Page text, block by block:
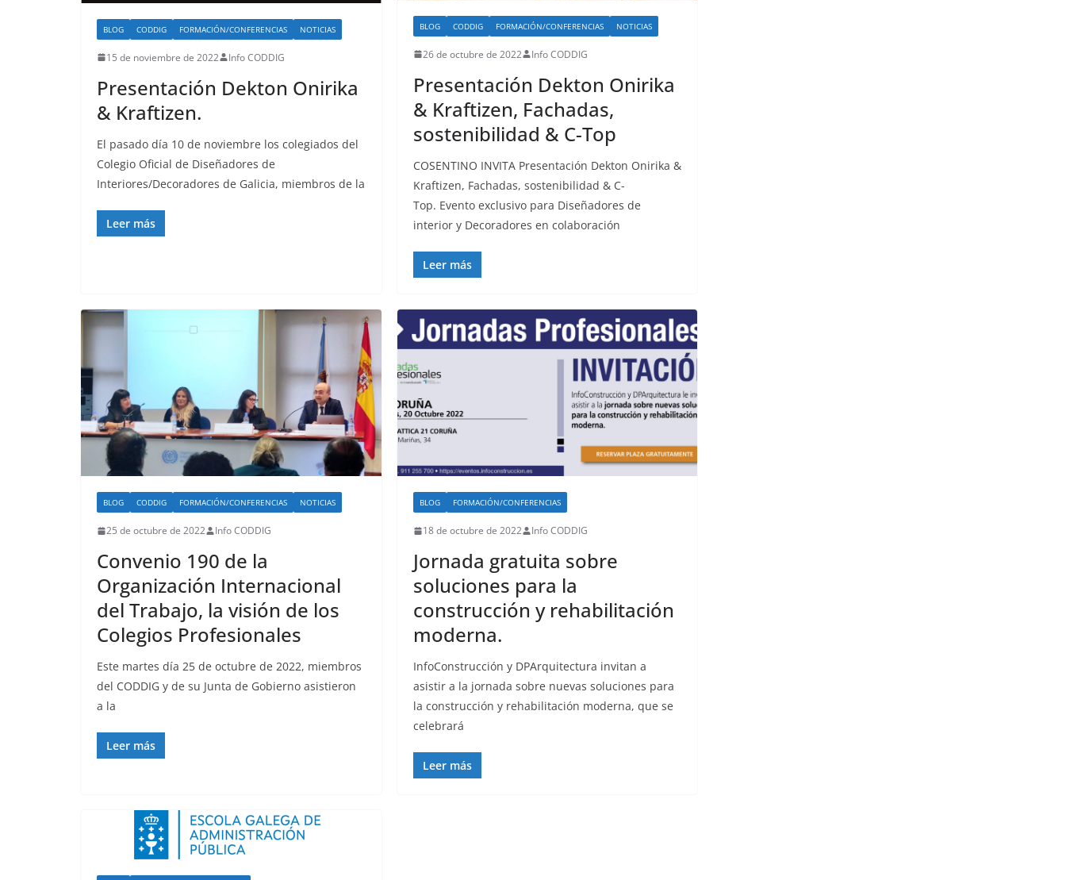
BLOG CODDIG FORMACIÓN/CONFERENCIAS NOTICIAS
15 de noviembre de 2022 Info CODDIG
Presentación Dekton Onirika
& Kraftizen.
El pasado día 10 de noviembre los colegiados del
Colegio Oficial de Diseñadores de
Interiores/Decoradores de Galicia, miembros de la
Leer más
BLOG CODDIG FORMACIÓN/CONFERENCIAS NOTICIAS
26 de octubre de 2022 Info CODDIG
Presentación Dekton Onirika
& Kraftizen, Fachadas,
sostenibilidad & C-Top
COSENTINO INVITA Presentación Dekton Onirika &
Kraftizen, Fachadas, sostenibilidad & C-
Top. Evento exclusivo para Diseñadores de
interior y Decoradores en colaboración
Leer más
BLOG CODDIG FORMACIÓN/CONFERENCIAS NOTICIAS
25 de octubre de 2022 Info CODDIG
Convenio 190 de la
Organización Internacional
del Trabajo, la visión de los
Colegios Profesionales
Este martes día 25 de octubre de 2022, miembros
del CODDIG y de su Junta de Gobierno asistieron
a la
Leer más
BLOG FORMACIÓN/CONFERENCIAS
18 de octubre de 2022 Info CODDIG
Jornada gratuita sobre
soluciones para la
construcción y rehabilitación
moderna.
InfoConstrucción y DPArquitectura invitan a
asistir a la jornada sobre nuevas soluciones para
la construcción y rehabilitación moderna, que se
celebrará
Leer más